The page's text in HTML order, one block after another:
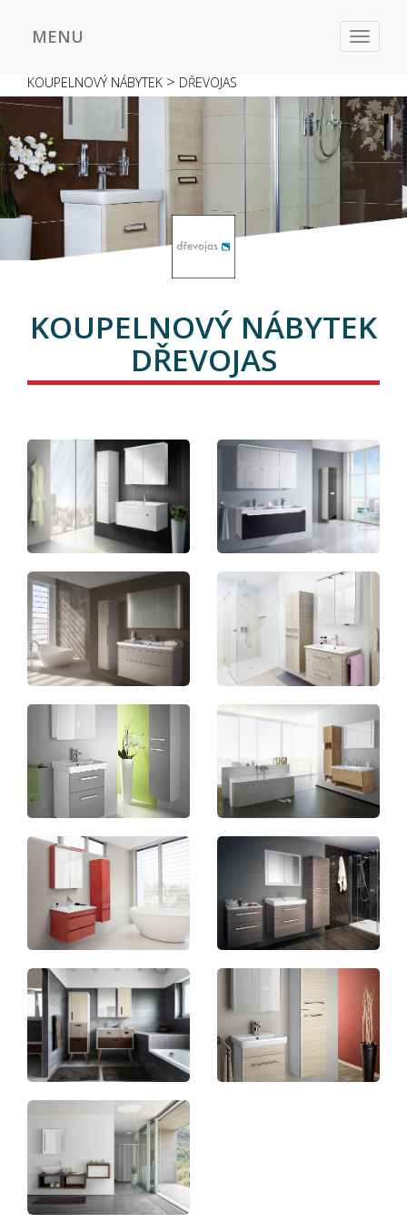
Toggle
MENU
KOUPELNOVÝ NÁBYTEK > DŘEVOJAS
KOUPELNOVÝ NÁBYTEK
DŘEVOJAS